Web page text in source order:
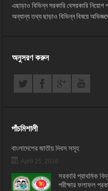
এছাড়াও বিভিন্ন সরকারি বেসরকারি
অন্যান্য তথ্য ছাড়াও বিভিন্ন বিষয়ে
অনুসরণ করুন
পাঁচমিশালী
বাংলাদেশের জাতীয় দিবস সমূহ
April 25, 2016
সরকারি প্রাথমিক
পরীক্ষার ফলাফল